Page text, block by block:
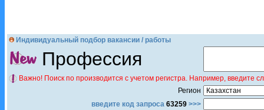
Индивидуальный подбор вакансии / работы
Профессия
Важно! Поиск по производится с учетом регистра. Например,
Регион
введите код запроса 63259 >>>